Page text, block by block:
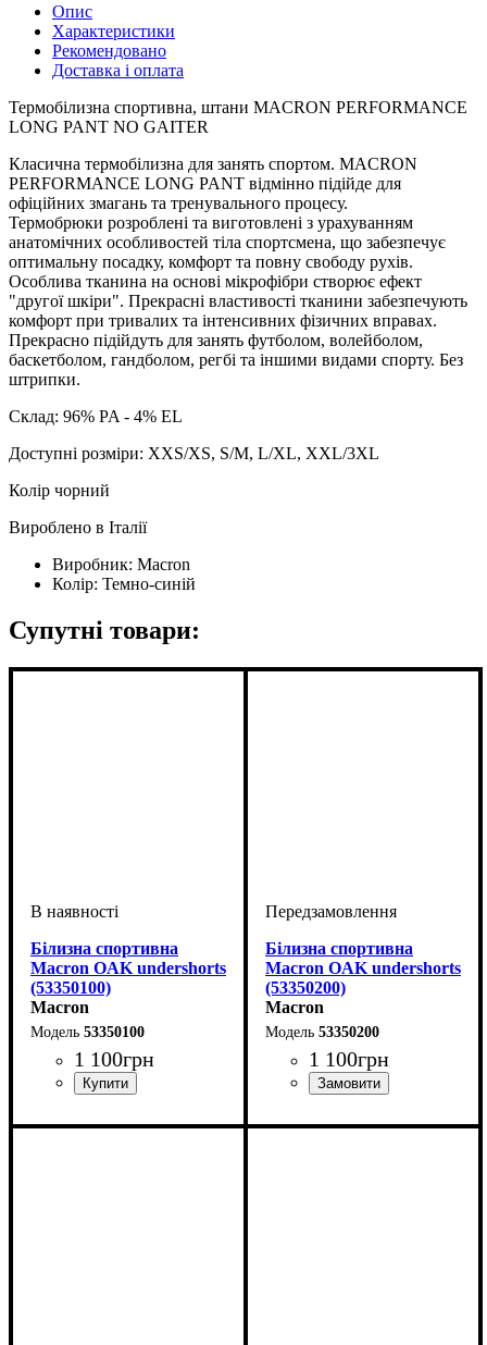
Опис
Характеристики
Рекомендовано
Доставка і оплата
Термобілизна спортивна, штани MACRON PERFORMANCE
LONG PANT NO GAITER
Класична термобілизна для занять спортом. MACRON
PERFORMANCE LONG PANT відмінно підійде для
офіційних змагань та тренувального процесу.
Термобрюки розроблені та виготовлені з урахуванням
анатомічних особливостей тіла спортсмена, що забезпечує
оптимальну посадку, комфорт та повну свободу рухів.
Особлива тканина на основі мікрофібри створює ефект
"другої шкіри". Прекрасні властивості тканини забезпечують
комфорт при тривалих та інтенсивних фізичних вправах.
Прекрасно підійдуть для занять футболом, волейболом,
баскетболом, гандболом, регбі та іншими видами спорту. Без
штрипки.
Склад: 96% PA - 4% EL
Доступні розміри: XXS/XS, S/M, L/XL, XXL/3XL
Колір чорний
Вироблено в Італії
Виробник: Macron
Колір: Темно-синій
Супутні товари:
Білизна спортивна
Macron OAK undershorts
(53350100)
Macron
53350100
1 100грн
Білизна спортивна
Macron OAK undershorts
(53350200)
Macron
53350200
1 100грн